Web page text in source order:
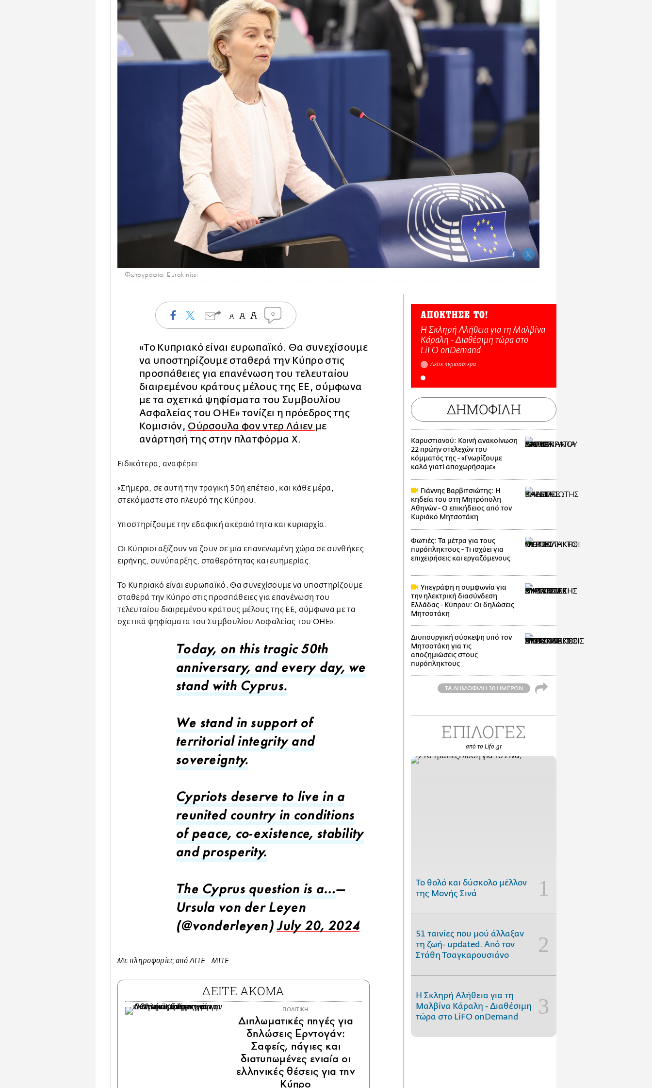
Φωτογραφία: Eurokinissi
0
«Το Κυπριακό είναι ευρωπαϊκό. Θα συνεχίσουμε
να υποστηρίζουμε σταθερά την Κύπρο στις
προσπάθειες για επανένωση του τελευταίου
διαιρεμένου κράτους μέλους της ΕΕ, σύμφωνα
με τα σχετικά ψηφίσματα του Συμβουλίου
Ασφαλείας του ΟΗΕ» τονίζει η πρόεδρος της
Κομισιόν, Ούρσουλα φον ντερ Λάιεν με
ανάρτησή της στην πλατφόρμα Χ.
Ειδικότερα, αναφέρει:
«Σήμερα, σε αυτή την τραγική 50ή επέτειο, και κάθε μέρα,
στεκόμαστε στο πλευρό της Κύπρου.
Υποστηρίζουμε την εδαφική ακεραιότητα και κυριαρχία.
Οι Κύπριοι αξίζουν να ζουν σε μια επανενωμένη χώρα σε συνθήκες
ειρήνης, συνύπαρξης, σταθερότητας και ευημερίας.
Το Κυπριακό είναι ευρωπαϊκό. Θα συνεχίσουμε να υποστηρίζουμε
σταθερά την Κύπρο στις προσπάθειες για επανένωση του
τελευταίου διαιρεμένου κράτους μέλους της ΕΕ, σύμφωνα με τα
σχετικά ψηφίσματα του Συμβουλίου Ασφαλείας του ΟΗΕ».
Today, on this tragic 50th
anniversary, and every day, we
stand with Cyprus.
We stand in support of
territorial integrity and
sovereignty.
Cypriots deserve to live in a
reunited country in conditions
of peace, co-existence, stability
and prosperity.
The Cyprus question is a… —
Ursula von der Leyen
(@vonderleyen)July 20, 2024
Με πληροφορίες από ΑΠΕ - ΜΠΕ
ΔΕΙΤΕ ΑΚΟΜΑ
ΠΟΛΙΤΙΚΗ
Διπλωματικές πηγές για
δηλώσεις Ερντογάν:
Σαφείς, πάγιες και
διατυπωμένες ενιαία οι
ελληνικές θέσεις για την
Κύπρο
ΑΠΟΚΤΗΣΕ ΤΟ!
Η Σκληρή Αλήθεια για τη Μαλβίνα
Κάραλη - Διαθέσιμη τώρα στo
LiFO onDemand
Δείτε περισσότερα
ΔΗΜΟΦΙΛΗ
Καρυστιανού: Κοινή ανακοίνωση
22 πρώην στελεχών του
κόμματός της - «Γνωρίζουμε
καλά γιατί αποχωρήσαμε»
Γιάννης Βαρβιτσιώτης: Η
κηδεία του στη Μητρόπολη
Αθηνών - Ο επικήδειος από τον
Κυριάκο Μητσοτάκη
Φωτιές: Τα μέτρα για τους
πυρόπληκτους - Τι ισχύει για
επιχειρήσεις και εργαζόμενους
Υπεγράφη η συμφωνία για
την ηλεκτρική διασύνδεση
Ελλάδας - Κύπρου: Οι δηλώσεις
Μητσοτάκη
Διυπουργική σύσκεψη υπό τον
Μητσοτάκη για τις
αποζημιώσεις στους
πυρόπληκτους
ΤΑ ΔΗΜΟΦΙΛΗ 30 ΗΜΕΡΩΝ
ΕΠΙΛΟΓΕΣ
από το Lifo.gr
Το θολό και δύσκολο μέλλον
της Μονής Σινά
51 ταινίες που μού άλλαξαν
τη ζωή- updated. Aπό τον
Στάθη Τσαγκαρουσιάνο
Η Σκληρή Αλήθεια για τη
Μαλβίνα Κάραλη - Διαθέσιμη
τώρα στo LiFO onDemand